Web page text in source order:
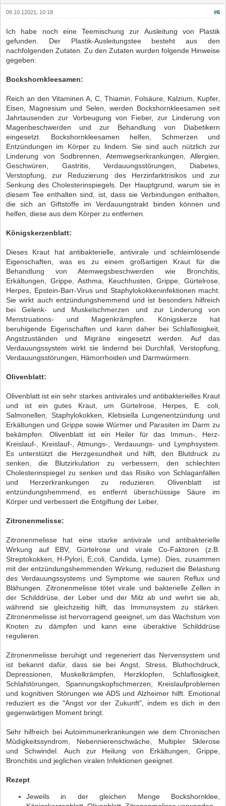
#6
09.10.12021, 10:18
Ich habe noch eine Teemischung zur Ausleitung von Plastik
gefunden. Der Plastik-Ausleitungstee besteht aus den
nachfolgenden Zutaten. Zu den Zutaten wurden folgende Hinweise
gegeben:
Bockshornkleesamen:
Reich an den Vitaminen A, C, Thiamin, Folsäure, Kalzium, Kupfer,
Eisen, Magnesium und Selen, werden Bockshornkleesamen seit
Jahrtausenden zur Vorbeugung von Fieber, zur Linderung von
Magenbeschwerden und zur Behandlung von Diabetikern
eingesetzt. Bockshornkleesamen helfen, Schmerzen und
Entzündungen im Körper zu lindern. Sie sind auch nützlich zur
Linderung von Sodbrennen, Atemwegserkrankungen, Allergien,
Geschwüren, Gastritis, Verdauungsstörungen, Diabetes,
Verstopfung, zur Reduzierung des Herzinfarktrisikos und zur
Senkung des Cholesterinspiegels. Der Hauptgrund, warum sie in
diesem Tee enthalten sind, ist, dass sie Verbindungen enthalten,
die sich an Giftstoffe im Verdauungstrakt binden können und
helfen, diese aus dem Körper zu entfernen.
Königskerzenblatt:
Dieses Kraut hat antibakterielle, antivirale und schleimlösende
Eigenschaften, was es zu einem großartigen Kraut für die
Behandlung von Atemwegsbeschwerden wie Bronchitis,
Erkältungen, Grippe, Asthma, Keuchhusten, Grippe, Gürtelrose,
Herpes, Epstein-Barr-Virus und Staphylokokkeninfektionen macht.
Sie wirkt auch entzündungshemmend und ist besonders hilfreich
bei Gelenk- und Muskelschmerzen und zur Linderung von
Menstruations- und Magenkrämpfen. Königskerze hat
beruhigende Eigenschaften und kann daher bei Schlaflosigkeit,
Angstzuständen und Migräne eingesetzt werden. Auf das
Verdauungssystem wirkt sie lindernd bei Durchfall, Verstopfung,
Verdauungsstörungen, Hämorrhoiden und Darmwürmern.
Olivenblatt:
Olivenblatt ist ein sehr starkes antivirales und antibakterielles Kraut
und ist ein gutes Kraut, um Gürtelrose, Herpes, E. coli,
Salmonellen, Staphylokokken, Klebsiella Lungenentzündung und
Erkältungen und Grippe sowie Würmer und Parasiten im Darm zu
bekämpfen. Olivenblatt ist ein Heiler für das Immun-, Herz-
Kreislauf-, Kreislauf-, Atmungs-, Verdauungs- und Lymphsystem.
Es unterstützt die Herzgesundheit und hilft, den Blutdruck zu
senken, die Blutzirkulation zu verbessern, den schlechten
Cholesterinspiegel zu senken und das Risiko von Schlaganfällen
und Herzerkrankungen zu reduzieren. Olivenblatt ist
entzündungshemmend, es entfernt überschüssige Säure im
Körper und verbessert die Entgiftung der Leber,
Zitronenmelisse:
Zitronenmelisse hat eine starke antivirale und antibakterielle
Wirkung auf EBV, Gürtelrose und virale Co-Faktoren (z.B.
Streptokokken, H-Pylori, E,coli, Candida, Lyme). Dies, zusammen
mit der entzündungshemmenden Wirkung, reduziert die Belastung
des Verdauungssystems und Symptome wie sauren Reflux und
Blähungen. Zitronenmelisse tötet virale und bakterielle Zellen in
der Schilddrüse, der Leber und der Milz ab und wehrt sie ab,
während sie gleichzeitig hilft, das Immunsystem zu stärken.
Zitronenmelisse ist hervorragend geeignet, um das Wachstum von
Knoten zu dämpfen und kann eine überaktive Schilddrüse
regulieren.
Zitronenmelisse beruhigt und regeneriert das Nervensystem und
ist bekannt dafür, dass sie bei Angst, Stress, Bluthochdruck,
Depressionen, Muskelkrämpfen, Herzklopfen, Schlaflosigkeit,
Schlafstörungen, Spannungskopfschmerzen, Kreislaufproblemen
und kognitiven Störungen wie ADS und Alzheimer hilft. Emotional
reduziert es die "Angst vor der Zukunft", indem es dich in den
gegenwärtigen Moment bringt.
Sehr hilfreich bei Autoimmunerkrankungen wie dem Chronischen
Müdigkeitssyndrom, Nebennierenschwäche, Multipler Sklerose
und Schwindel. Auch zur Heilung von Erkältungen, Grippe,
Bronchitis und jeglichen viralen Infektionen geeignet.
Rezept
Jeweils in der gleichen Menge Bockshornklee,